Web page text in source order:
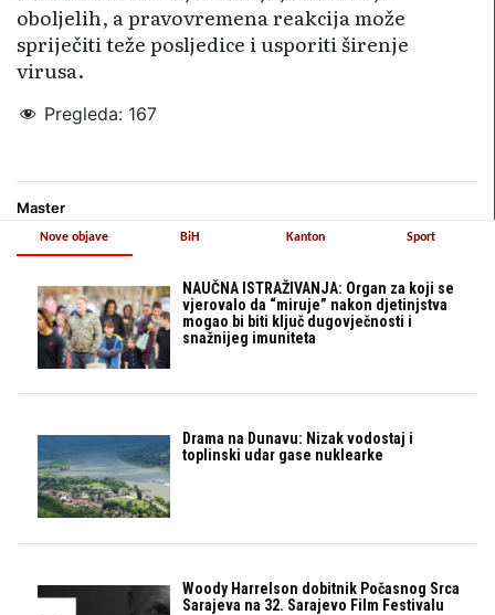
oboljelih, a pravovremena reakcija može
spriječiti teže posljedice i usporiti širenje
virusa.
Pregleda: 167
Master
Nove objave
NAUČNA ISTRAŽIVANJA: Organ za koji se
vjerovalo da “miruje” nakon djetinjstva
mogao bi biti ključ dugovječnosti i
snažnijeg imuniteta
Drama na Dunavu: Nizak vodostaj i
toplinski udar gase nuklearke
Woody Harrelson dobitnik Počasnog Srca
Sarajeva na 32. Sarajevo Film Festivalu
BiH Kanton Sport